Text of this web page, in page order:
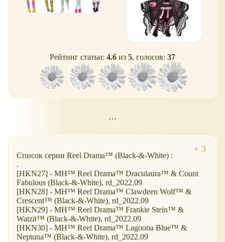
Рейтинг статьи: 4.6 из 5, голосов: 37
...
Список серии Reel Drama™ (Black-&-White) :
.
[HKN27] - MH™ Reel Drama™ Draculaura™ & Count
Fabulous (Black-&-White), rd_2022.09
[HKN28] - MH™ Reel Drama™ Clawdeen Wolf™ &
Crescent™ (Black-&-White), rd_2022.09
[HKN29] - MH™ Reel Drama™ Frankie Stein™ &
Watzit™ (Black-&-White), rd_2022.09
[HKN30] - MH™ Reel Drama™ Lagoona Blue™ &
Neptuna™ (Black-&-White), rd_2022.09